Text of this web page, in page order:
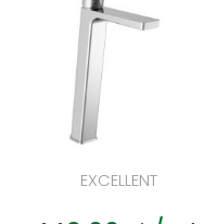
EXCELLENT